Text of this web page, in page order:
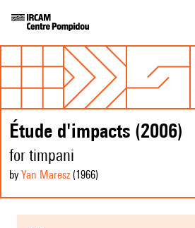
Étude d'impacts (2006)
for timpani
by Yan Maresz (1966)